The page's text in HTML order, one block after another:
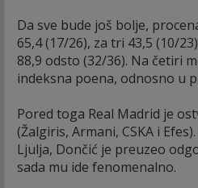
Da sve bude još bolje,
65,4 (17/26), za tri 43,5 (10/
88,9 odsto (32/36). Na četiri
indeksna poena, odnosno u
Pored toga Real Madrid je
(Žalgiris, Armani, CSKA i
Ljulja, Dončić je preuzeo
sada mu ide fenomenalno.